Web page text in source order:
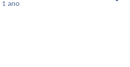
1 ano